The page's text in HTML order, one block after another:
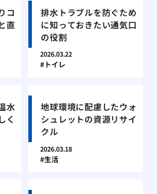
コ
直
排水トラブルを防ぐため
に知っておきたい通気口
の役割
2026.03.22
トイレ
水
く
地球環境に配慮したウォ
シュレットの資源リサイ
クル
2026.03.18
生活